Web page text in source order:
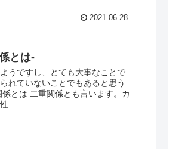
2021.06.28
とは-
うですし、とても大事なことで
れていないことでもあると思う
とは 二重関係とも言います。カ
...